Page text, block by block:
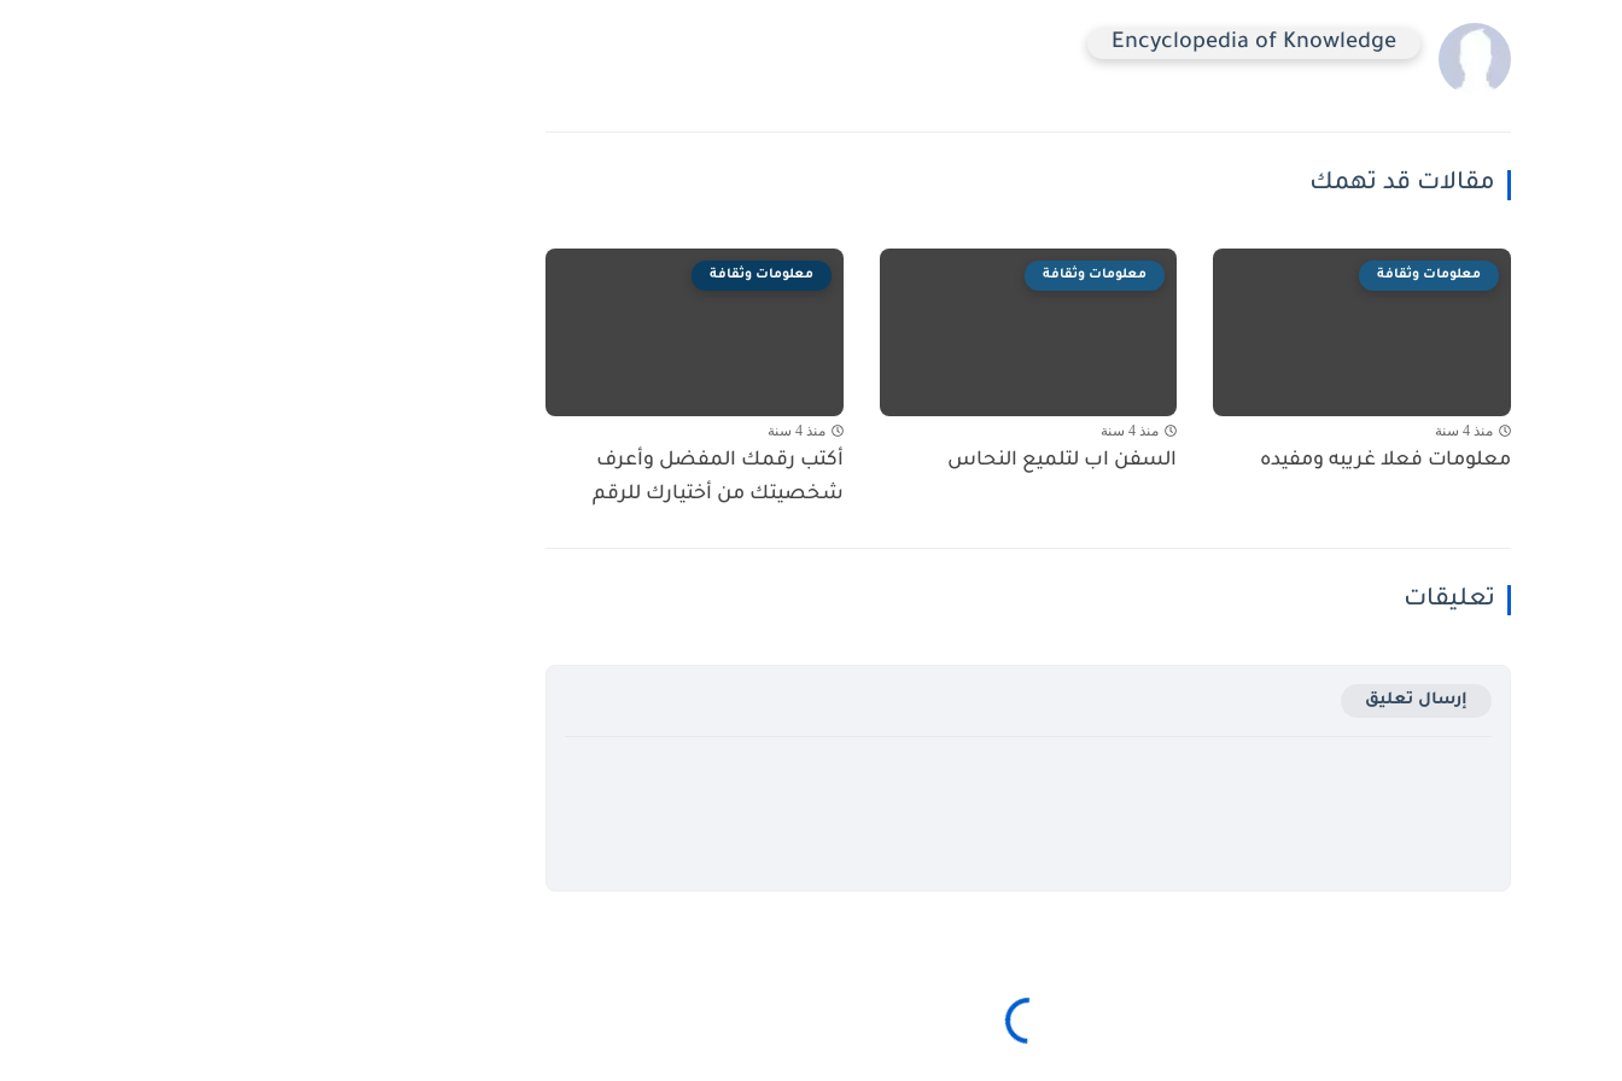
Encyclopedia of Knowledge
مقالات قد تهمك
معلومات وثقافة
منذ 4 سنة
معلومات فعلا غريبه ومفيده
معلومات وثقافة
منذ 4 سنة
السفن اب لتلميع النحاس
معلومات وثقافة
منذ 4 سنة
أكتب رقمك المفضل وأعرف
شخصيتك من أختيارك للرقم
تعليقات
إرسال تعليق